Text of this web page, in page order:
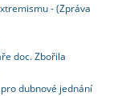
- (Zpráva
doc. Zbořila
dubnové jednání